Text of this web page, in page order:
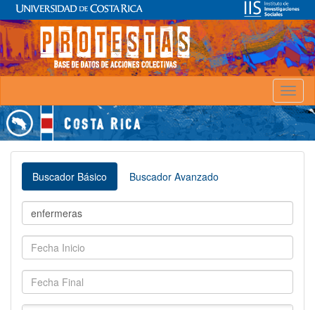
Buscador Básico Buscador Avanzado